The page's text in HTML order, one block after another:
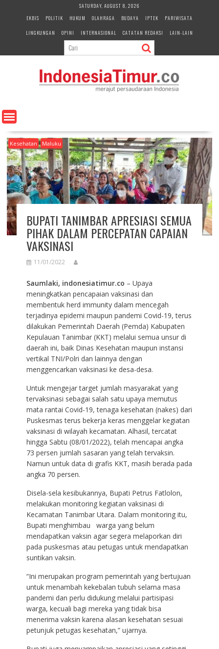
e
n
SATURDAY, AUGUST 8, 2026
EKBIS
POLITIK HUKUM OLAHRAGA BUDAYA IPTEK
PARIWISATA
LINGKUNGAN
OPINI INTERNASIONAL CATATAN REDAKSI LAIN-LAIN
Kesehatan Maluku
BUPATI TANIMBAR APRESIASI SEMUA
PIHAK DALAM PERCEPATAN CAPAIAN
VAKSINASI
11/01/2022
Saumlaki, indonesiatimur.co – Upaya
meningkatkan pencapaian vaksinasi dan
membentuk herd immunity dalam mencegah
terjadinya epidemi maupun pandemi Covid-19, terus
dilakukan Pemerintah Daerah (Pemda) Kabupaten
Kepulauan Tanimbar (KKT) melalui semua unsur di
daerah ini, baik Dinas Kesehatan maupun instansi
vertikal TNI/Polri dan lainnya dengan
menggencarkan vaksinasi ke desa-desa.
Untuk mengejar target jumlah masyarakat yang
tervaksinasi sebagai salah satu upaya memutus
mata rantai Covid-19, tenaga kesehatan (nakes) dari
Puskesmas terus bekerja keras menggelar kegiatan
vaksinasi di wilayah kecamatan. Alhasil, tercatat
hingga Sabtu (08/01/2022), telah mencapai angka
73 persen jumlah sasaran yang telah tervaksin.
Namun untuk data di grafis KKT, masih berada pada
angka 70 persen.
Disela-sela kesibukannya, Bupati Petrus Fatlolon,
melakukan monitoring kegiatan vaksinasi di
Kecamatan Tanimbar Utara. Dalam monitoring itu,
Bupati menghimbau warga yang belum
mendapatkan vaksin agar segera melaporkan diri
pada puskesmas atau petugas untuk mendapatkan
suntikan vaksin.
“Ini merupakan program pemerintah yang bertujuan
untuk menambah kekebalan tubuh selama masa
pandemi dan perlu didukung melalui partisipasi
warga, kecuali bagi mereka yang tidak bisa
menerima vaksin karena alasan kesehatan sesuai
petunjuk petugas kesehatan,” ujarnya.